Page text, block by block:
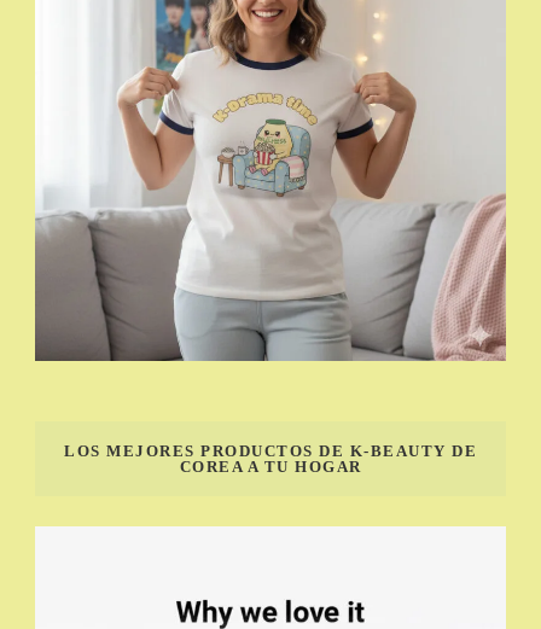
LOS MEJORES PRODUCTOS DE K-BEAUTY DE
COREA A TU HOGAR